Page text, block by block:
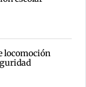
locomoción